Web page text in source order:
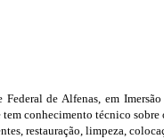
Federal de Alfenas, em
conhecimento técnico
restauração, limpeza,